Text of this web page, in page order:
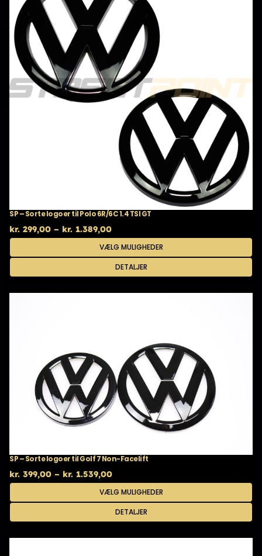
varesiden
SP – Sorte logoer til Polo 6R/6C 1.4 TSI GT
kr. 299,00 – kr. 1.389,00Prisinterval:
kr. 299,00
til
kr. 1.389,00
VÆLG MULIGHEDER
Dette
vare
flere
DETALJER
SP – Sorte logoer til Golf 7 Non-Facelift
kr. 399,00 – kr. 1.539,00Prisinterval:
kr. 399,00
til
kr. 1.539,00
VÆLG MULIGHEDER
Dette
vare
flere
DETALJER